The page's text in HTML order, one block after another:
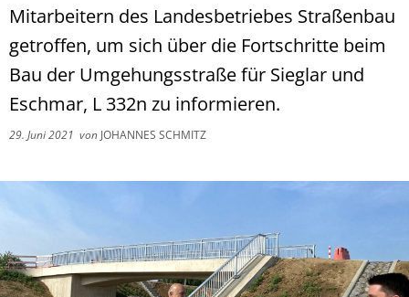
Mitarbeitern des Landesbetriebes Straßenbau
getroffen, um sich über die Fortschritte beim
Bau der Umgehungsstraße für Sieglar und
Eschmar, L 332n zu informieren.
29. Juni 2021 von JOHANNES SCHMITZ